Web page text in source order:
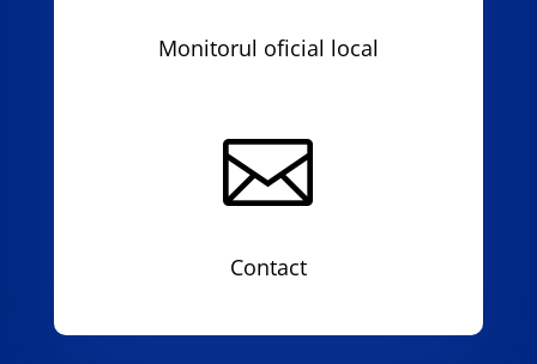
Monitorul oficial local

Contact